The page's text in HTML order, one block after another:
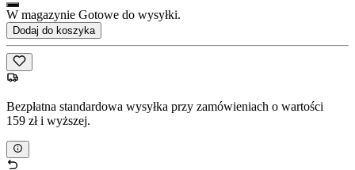
W magazynie Gotowe do wysyłki.
Dodaj do koszyka
Bezpłatna standardowa wysyłka przy zamówieniach o wartości
159 zł i wyższej.